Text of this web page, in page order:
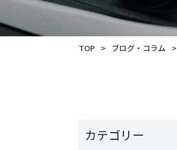
TOP > ブログ・コラム >
カテゴリー